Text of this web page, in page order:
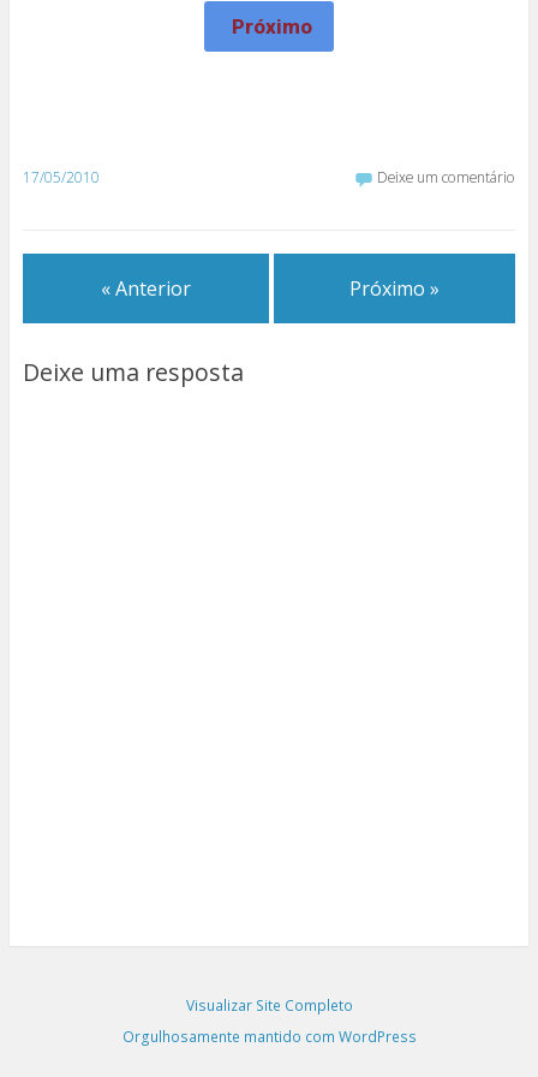
Próximo
17/05/2010 Deixe um comentário
« Anterior Próximo »
Deixe uma resposta
Visualizar Site Completo
Orgulhosamente mantido com WordPress